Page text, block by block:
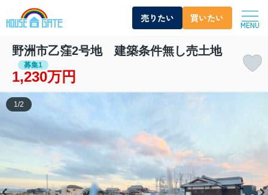
売りたい 買いたい
MENU
野洲市乙窪2号地 建築条件無し売土地
募集1
1,230万円
1 /2